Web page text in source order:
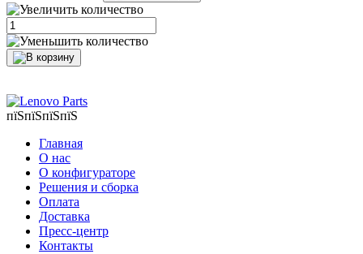
пїЅпїЅпїЅпїЅ
Главная
О нас
О конфигураторе
Решения и сборка
Оплата
Доставка
Пресс-центр
Контакты